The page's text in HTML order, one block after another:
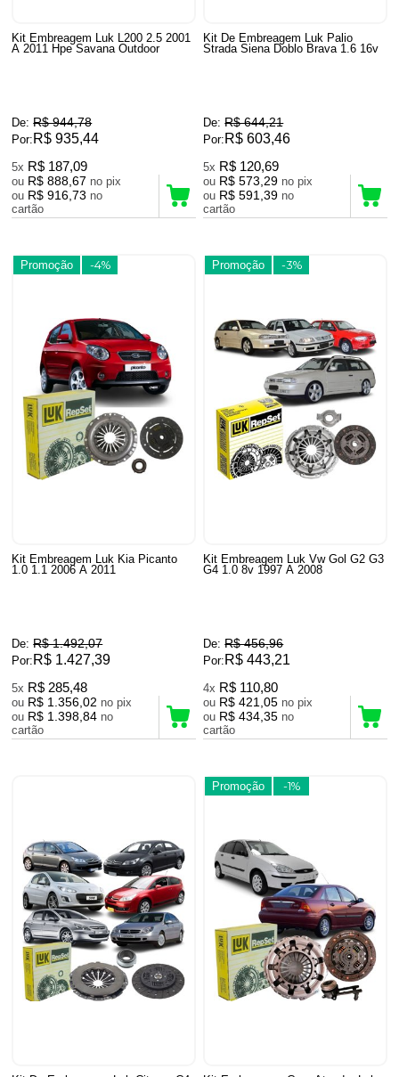
Kit Embreagem Luk L200 2.5 2001
A 2011 Hpe Savana Outdoor
De: R$ 944,78
Por: R$ 935,44
5x R$ 187,09
ou R$ 888,67
no pix
ou R$ 916,73 no
cartão
Kit De Embreagem Luk Palio
Strada Siena Doblo Brava 1.6 16v
De: R$ 644,21
Por: R$ 603,46
5x R$ 120,69
ou R$ 573,29
no pix
ou R$ 591,39 no
cartão
Promoção -4%
Kit Embreagem Luk Kia Picanto
1.0 1.1 2006 A 2011
De: R$ 1.492,07
Por: R$ 1.427,39
5x R$ 285,48
ou R$ 1.356,02
no pix
ou R$ 1.398,84 no
cartão
Promoção -3%
Kit Embreagem Luk Vw Gol G2 G3
G4 1.0 8v 1997 A 2008
De: R$ 456,96
Por: R$ 443,21
4x R$ 110,80
ou R$ 421,05
no pix
ou R$ 434,35 no
cartão
Promoção -1%